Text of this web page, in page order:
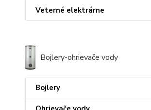
Veterné elektrárne
Bojlery-ohrievače vody
Bojlery